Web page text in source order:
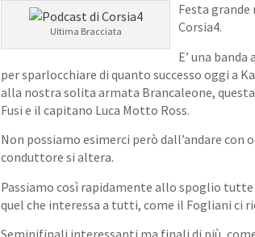
Ultima Bracciata
Festa
Corsia4.
E’ una
per sparlocchiare di quanto successo oggi a
alla nostra solita armata Brancaleone,
Fusi e il capitano Luca Motto Ross.
Non possiamo esimerci però dall’andare con
conduttore si altera.
Passiamo così rapidamente allo spoglio
quel che interessa a tutti, come il Fogliani ci
Seminifinali interessanti ma finali di più, come